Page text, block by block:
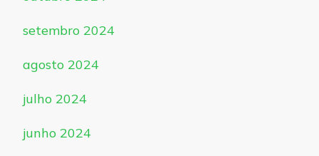
setembro 2024
agosto 2024
julho 2024
junho 2024